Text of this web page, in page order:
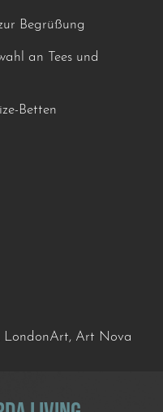
Begrüßung
an Tees und
Betten
LondonArt, Art Nova